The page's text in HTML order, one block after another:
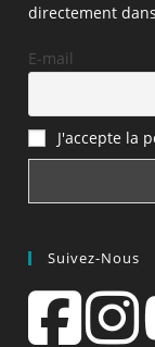
directement
E-mail
J'accepte la
Suivez-Nous